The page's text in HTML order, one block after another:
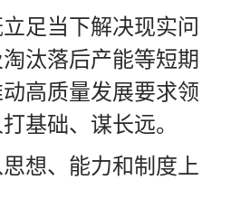
足当下解决现实问
汰落后产能等短期
高质量发展要求领
基础、谋长远。
想、能力和制度上